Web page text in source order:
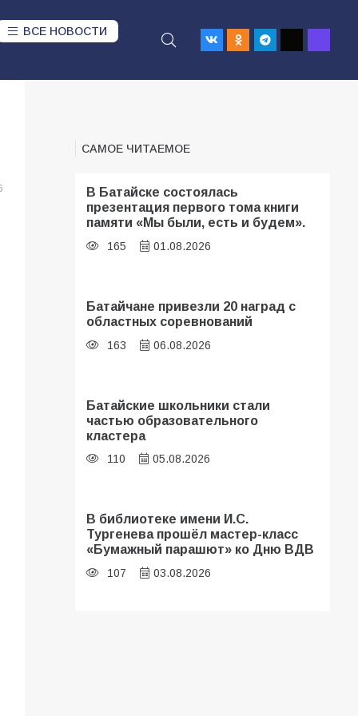
ВСЕ НОВОСТИ
САМОЕ ЧИТАЕМОЕ
В Батайске состоялась
презентация первого тома книги
памяти «Мы были, есть и будем».
165 01.08.2026
Батайчане привезли 20 наград с
областных соревнований
163 06.08.2026
Батайские школьники стали
частью образовательного
кластера
110 05.08.2026
В библиотеке имени И.С.
Тургенева прошёл мастер-класс
«Бумажный парашют» ко Дню ВДВ
107 03.08.2026